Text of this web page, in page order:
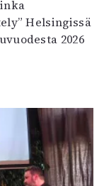
Helsingissä
2026